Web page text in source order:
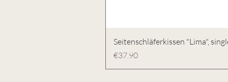
Seitenschläferkissen "Lima",
Preis
€37.90